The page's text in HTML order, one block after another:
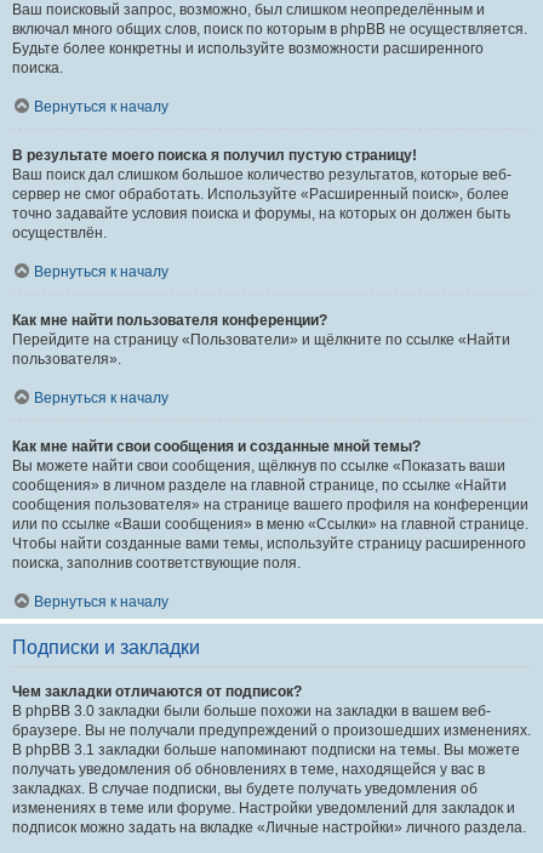
Ваш поисковый запрос, возможно, был слишком неопределённым и
включал много общих слов, поиск по которым в phpBB не осуществляется.
Будьте более конкретны и используйте возможности расширенного
поиска.
Вернуться к началу
В результате моего поиска я получил пустую страницу!
Ваш поиск дал слишком большое количество результатов, которые веб-
сервер не смог обработать. Используйте «Расширенный поиск», более
точно задавайте условия поиска и форумы, на которых он должен быть
осуществлён.
Вернуться к началу
Как мне найти пользователя конференции?
Перейдите на страницу «Пользователи» и щёлкните по ссылке «Найти
пользователя».
Вернуться к началу
Как мне найти свои сообщения и созданные мной темы?
Вы можете найти свои сообщения, щёлкнув по ссылке «Показать ваши
сообщения» в личном разделе на главной странице, по ссылке «Найти
сообщения пользователя» на странице вашего профиля на конференции
или по ссылке «Ваши сообщения» в меню «Ссылки» на главной странице.
Чтобы найти созданные вами темы, используйте страницу расширенного
поиска, заполнив соответствующие поля.
Вернуться к началу
Подписки и закладки
Чем закладки отличаются от подписок?
В phpBB 3.0 закладки были больше похожи на закладки в вашем веб-
браузере. Вы не получали предупреждений о произошедших изменениях.
В phpBB 3.1 закладки больше напоминают подписки на темы. Вы можете
получать уведомления об обновлениях в теме, находящейся у вас в
закладках. В случае подписки, вы будете получать уведомления об
изменениях в теме или форуме. Настройки уведомлений для закладок и
подписок можно задать на вкладке «Личные настройки» личного раздела.